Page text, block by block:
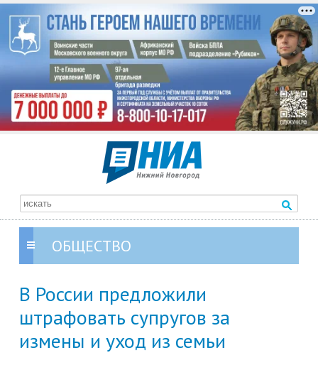
ОБЩЕСТВО
В России предложили
штрафовать супругов за
измены и уход из семьи